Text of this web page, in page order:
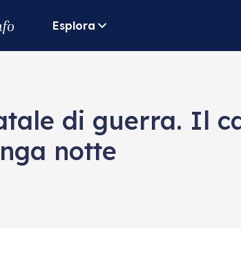
Esplora
di guerra. Il
notte